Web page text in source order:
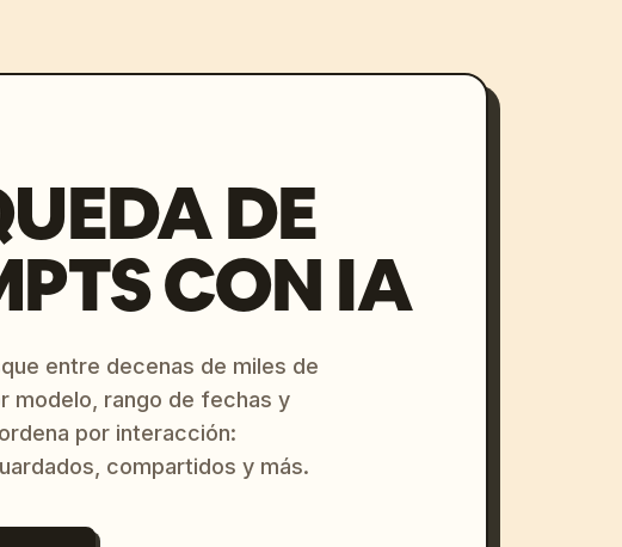
DE
CON IA
entre decenas de miles de
modelo, rango de fechas y
por interacción:
compartidos y más.